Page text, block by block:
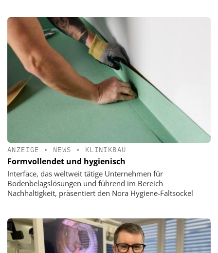
ANZEIGE • NEWS • KLINIKBAU
Formvollendet und hygienisch
Interface, das weltweit tätige Unternehmen für
Bodenbelagslösungen und führend im Bereich
Nachhaltigkeit, präsentiert den Nora Hygiene-Faltsockel